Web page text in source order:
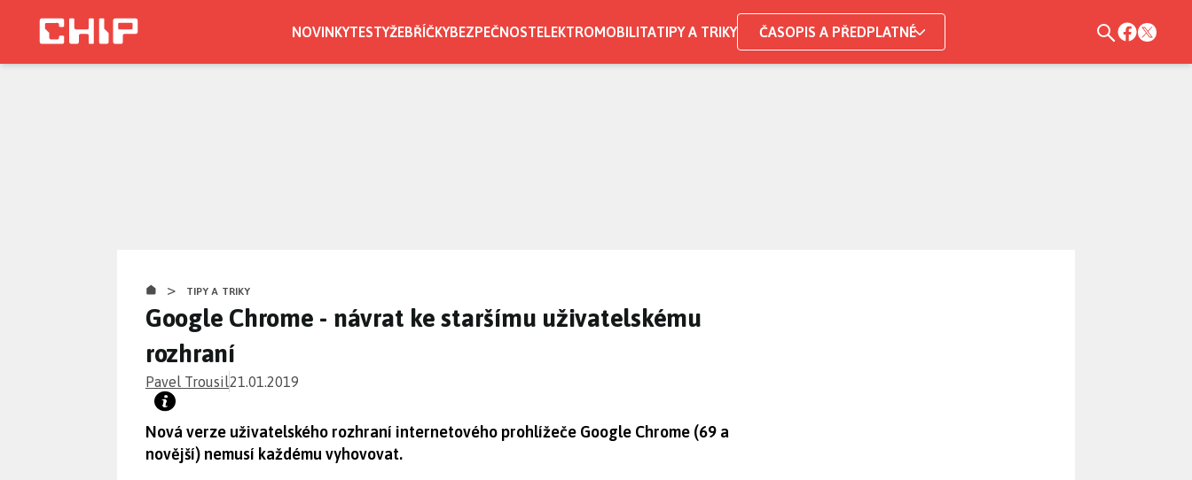
NOVINKYTESTYŽEBŘÍČKYBEZPEČNOSTELEKTROMOBILITATIPY A TRIKY ČASOPIS A PŘEDPLATNÉ
> TIPY A TRIKY
Google Chrome - návrat ke staršímu uživatelskému
rozhraní
Pavel Trousil21.01.2019
Nová verze uživatelského rozhraní internetového prohlížeče Google Chrome (69 a
novější) nemusí každému vyhovovat.